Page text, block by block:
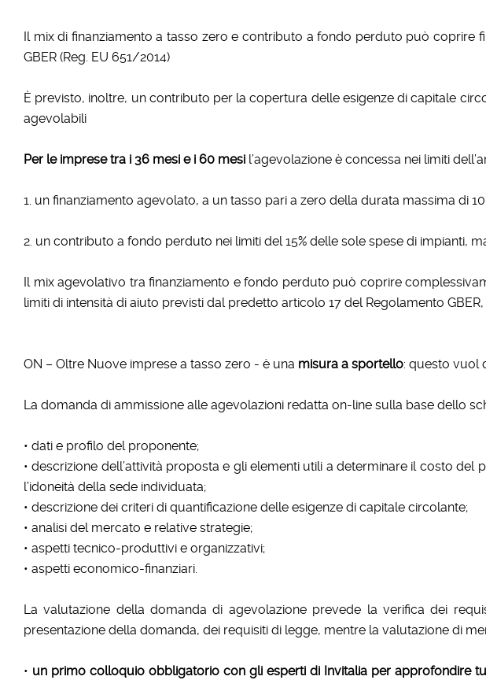
Il mix di finanziamento a tasso zero e contributo a fondo perduto può coprire
GBER (Reg. EU 651/2014)
È previsto, inoltre, un contributo per la copertura delle esigenze di capitale
agevolabili
Per le imprese tra i 36 mesi e i 60 mesi l’agevolazione è concessa nei limiti
1. un finanziamento agevolato, a un tasso pari a zero della durata massima di 10
2. un contributo a fondo perduto nei limiti del 15% delle sole spese di impianti,
Il mix agevolativo tra finanziamento e fondo perduto può coprire
limiti di intensità di aiuto previsti dal predetto articolo 17 del Regolamento
ON – Oltre Nuove imprese a tasso zero - è una misura a sportello: questo vuol
La domanda di ammissione alle agevolazioni redatta on-line sulla base dello
• dati e profilo del proponente;
• descrizione dell’attività proposta e gli elementi utili a determinare il costo
l’idoneità della sede individuata;
• descrizione dei criteri di quantificazione delle esigenze di capitale circolante;
• analisi del mercato e relative strategie;
• aspetti tecnico-produttivi e organizzativi;
• aspetti economico-finanziari.
La valutazione della domanda di agevolazione prevede la verifica dei
presentazione della domanda, dei requisiti di legge, mentre la valutazione di
• un primo colloquio obbligatorio con gli esperti di Invitalia per approfondire